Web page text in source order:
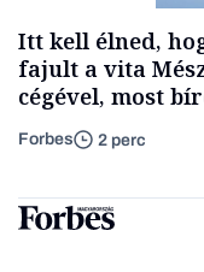
Itt kell élned,
fajult a vita
cégével, most
Forbes 2 perc